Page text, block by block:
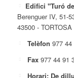
Edifici "Turó
Berenguer IV, 51-
43500 - TORTOSA
Telèfon 977 44
Fax 977 44 91
Horari: De